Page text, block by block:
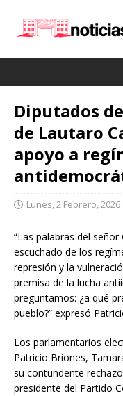
Diputados
de Lautaro
apoyo a
Lunes, 2 Febrero, 2026
“Las palabras del
escuchado de los
represión y la
premisa de la lucha
preguntamos: ¿a qué
pueblo?” expresó
Los parlamentarios
Patricio Briones,
su contundente
presidente del Partido